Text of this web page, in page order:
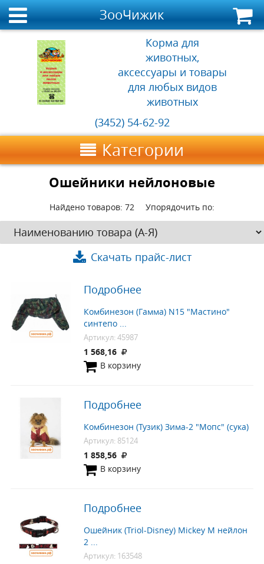
ЗооЧижик
Корма для
животных,
аксессуары и товары
для любых видов
животных
(3452) 54-62-92
Категории
Ошейники нейлоновые
Найдено товаров: 72 Упорядочить по:
Скачать прайс-лист
Подробнее
Комбинезон (Гамма) N15 "Мастино"
синтепо ...
Артикул: 45987
1 568,16
В корзину
Подробнее
Комбинезон (Тузик) Зима-2 "Мопс" (сука)
Артикул: 85124
1 858,56
В корзину
Подробнее
Ошейник (Triol-Disney) Mickey M нейлон
2 ...
Артикул: 163548